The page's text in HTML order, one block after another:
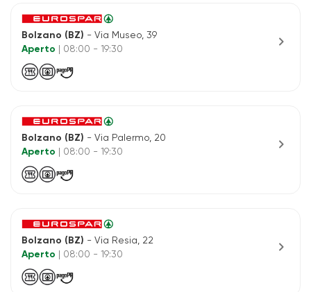
Bolzano (BZ) - Via Museo, 39
Aperto
| 08:00 - 19:30 chevron_right
Bolzano (BZ) - Via Palermo, 20
Aperto
| 08:00 - 19:30 chevron_right
Bolzano (BZ) - Via Resia, 22
Aperto
| 08:00 - 19:30 chevron_right